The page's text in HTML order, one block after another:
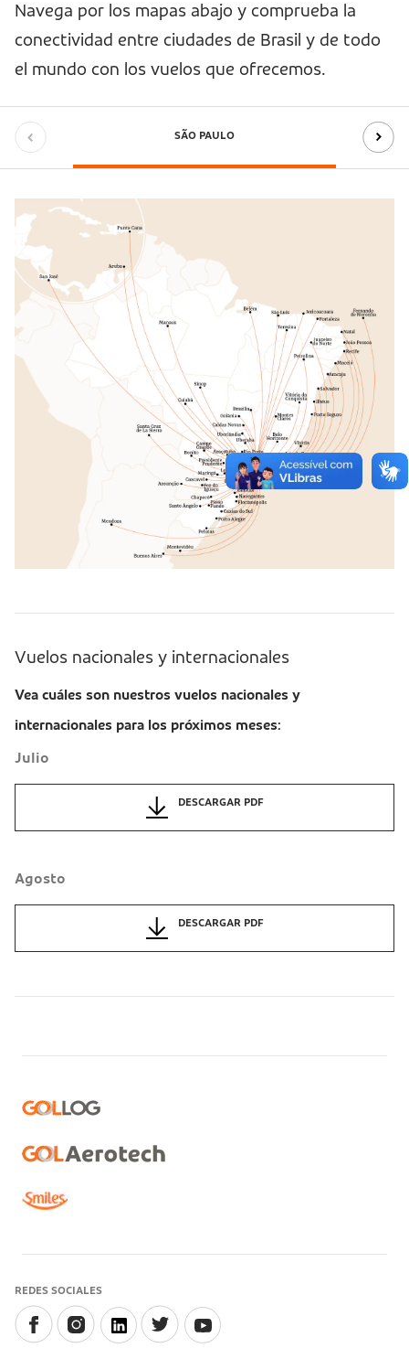
Navega por los mapas abajo y comprueba la
conectividad entre ciudades de Brasil y de todo
el mundo con los vuelos que ofrecemos.
SÃO PAULO
Vuelos nacionales y internacionales
Vea cuáles son nuestros vuelos nacionales y
internacionales para los próximos meses:
Julio
DESCARGAR PDF
Agosto
DESCARGAR PDF
REDES SOCIALES